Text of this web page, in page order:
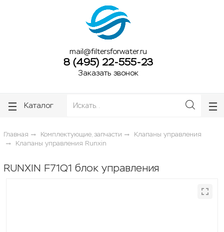
mail@filtersforwater.ru
8 (495) 22-555-23
Заказать звонок
Каталог
Главная Комплектующие, запчасти
Клапаны управления
Клапаны управления Runxin
RUNXIN F71Q1 блок управления